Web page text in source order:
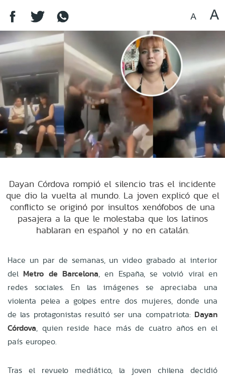
Dayan Córdova rompió el silencio tras el incidente
que dio la vuelta al mundo. La joven explicó que el
conflicto se originó por insultos xenófobos de una
pasajera a la que le molestaba que los latinos
hablaran en español y no en catalán.
Hace un par de semanas, un video grabado al interior
del Metro de Barcelona, en España, se volvió viral en
redes sociales. En las imágenes se apreciaba una
violenta pelea a golpes entre dos mujeres, donde una
de las protagonistas resultó ser una compatriota: Dayan
Córdova, quien reside hace más de cuatro años en el
país europeo.
Tras el revuelo mediático, la joven chilena decidió